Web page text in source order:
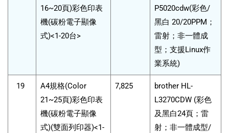
16~20頁)彩色印表
機(碳粉電子顯像
式)<1-20台>
P5020cdw(彩色/
黑白 20/20PPM；
雷射；非一體成
型；支援Linux作
業系統)
19
A4規格(Color
21~25頁)彩色印表
機(碳粉電子顯像
式)(雙面列印器)<1-
7,825
brother HL-
L3270CDW (彩色
及黑白24頁；雷
射；非一體成型/